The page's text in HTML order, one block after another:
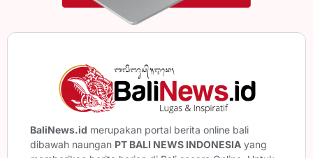
BaliNews.id merupakan portal berita online bali
dibawah naungan PT BALI NEWS INDONESIA yang